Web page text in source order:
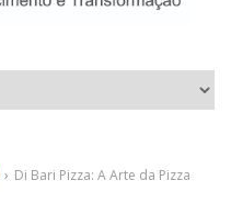
› Di Bari Pizza: A Arte da Pizza